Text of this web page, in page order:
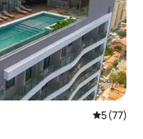
5 de uma
5 (77)